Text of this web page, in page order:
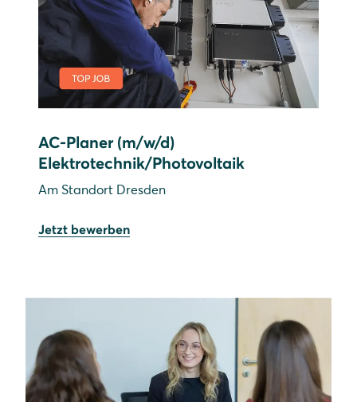
AC-Planer (m/w/d)
Elektrotechnik/Photovoltaik
Am Standort Dresden
Jetzt bewerben